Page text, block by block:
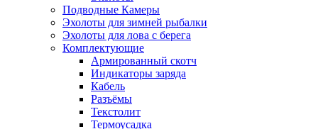
Подводные Камеры
Эхолоты для зимней рыбалки
Эхолоты для лова с берега
Комплектующие
Армированный скотч
Индикаторы заряда
Кабель
Разъёмы
Текстолит
Термоусадка